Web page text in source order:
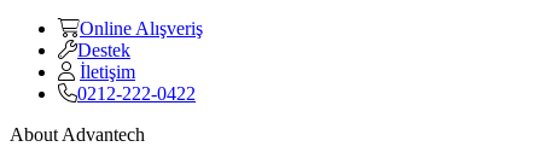
Online Alışveriş
Destek
İletişim
0212-222-0422
About Advantech